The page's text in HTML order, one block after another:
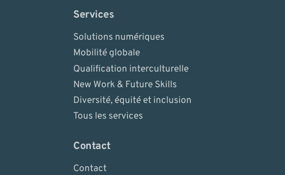
Services
Solutions numériques
Mobilité globale
Qualification interculturelle
New Work & Future Skills
Diversité, équité et inclusion
Tous les services
Contact
Contact